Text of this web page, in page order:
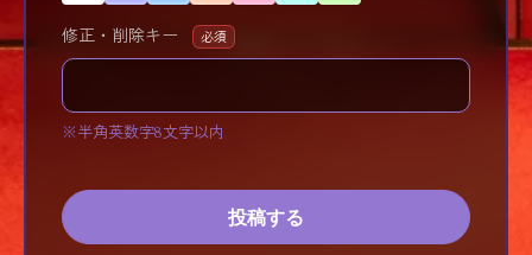
修正・削除キー 必須
※半角英数字8文字以内
投稿する